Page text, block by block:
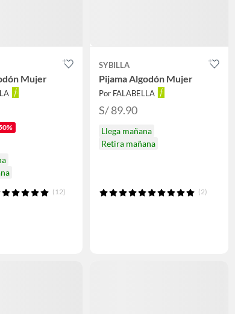
Mujer
(12)
SYBILLA
Pijama Algodón Mujer
Por FALABELLA
S/ 89.90
Llega mañana
Retira mañana
(2)